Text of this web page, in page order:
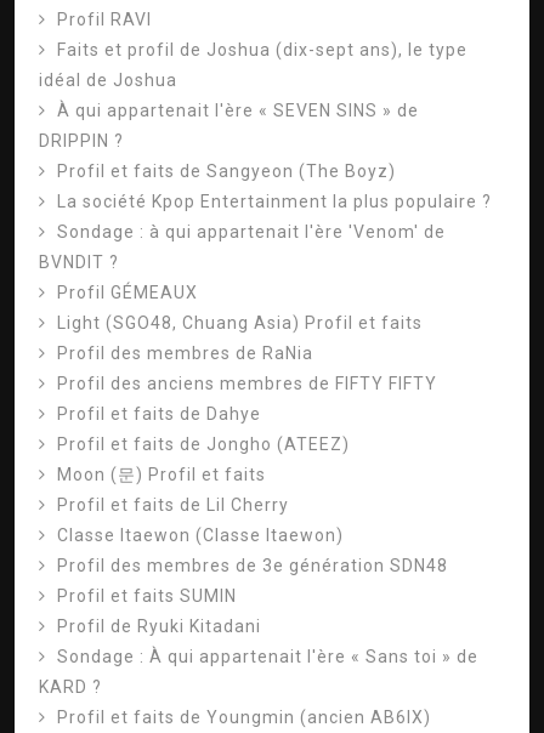
Profil RAVI
Faits et profil de Joshua (dix-sept ans), le type
idéal de Joshua
À qui appartenait l'ère « SEVEN SINS » de
DRIPPIN ?
Profil et faits de Sangyeon (The Boyz)
La société Kpop Entertainment la plus populaire ?
Sondage : à qui appartenait l'ère 'Venom' de
BVNDIT ?
Profil GÉMEAUX
Light (SGO48, Chuang Asia) Profil et faits
Profil des membres de RaNia
Profil des anciens membres de FIFTY FIFTY
Profil et faits de Dahye
Profil et faits de Jongho (ATEEZ)
Moon (문) Profil et faits
Profil et faits de Lil Cherry
Classe Itaewon (Classe Itaewon)
Profil des membres de 3e génération SDN48
Profil et faits SUMIN
Profil de Ryuki Kitadani
Sondage : À qui appartenait l'ère « Sans toi » de
KARD ?
Profil et faits de Youngmin (ancien AB6IX)